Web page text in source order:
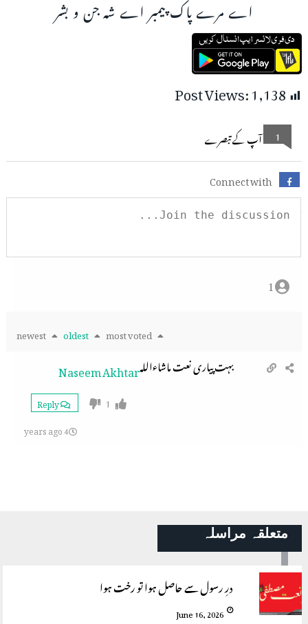
اے مرے پاک پیمبر اے شہ جن و بشر
Post Views:1,138
1 آپ کے تبصرے
Connect with
1
newest oldest most voted
Naseem Akhtarبہت پیاری نعت ماشاءاللہ
1
Reply
4 years ago
متعلقہ مراسلہ
درِ رسول سے حاصل ہوا تو رخت ہوا
June 16, 2026